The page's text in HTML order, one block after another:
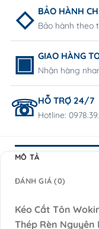
BẢO HÀNH
Bảo hành theo
GIAO HÀNG
Nhận hàng
HỖ TRỢ 24/7
Hotline:
MÔ TẢ
ĐÁNH GIÁ (0)
Kéo Cắt Tôn
Thép Rèn Nguyên